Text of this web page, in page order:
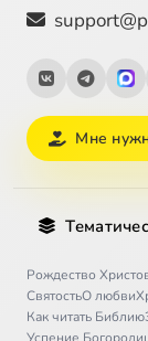
Мне
Рождество
СвятостьО любви
Как читать Библию